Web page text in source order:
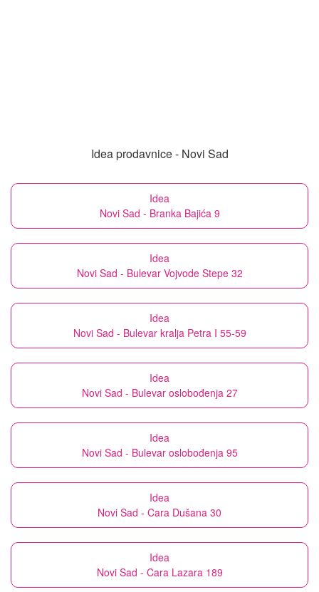
Idea prodavnice - Novi Sad
Idea
Novi Sad - Branka Bajića 9
Idea
Novi Sad - Bulevar Vojvode Stepe 32
Idea
Novi Sad - Bulevar kralja Petra I 55-59
Idea
Novi Sad - Bulevar oslobođenja 27
Idea
Novi Sad - Bulevar oslobođenja 95
Idea
Novi Sad - Cara Dušana 30
Idea
Novi Sad - Cara Lazara 189